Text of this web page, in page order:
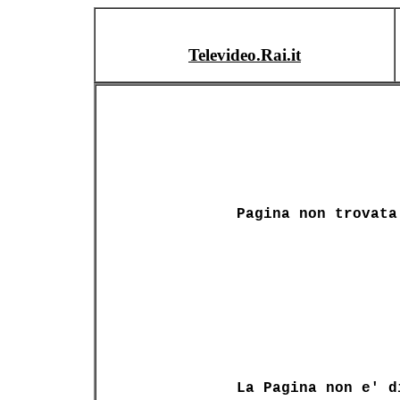
Televideo.Rai.it
Pagina non trovata
La Pagina non e'